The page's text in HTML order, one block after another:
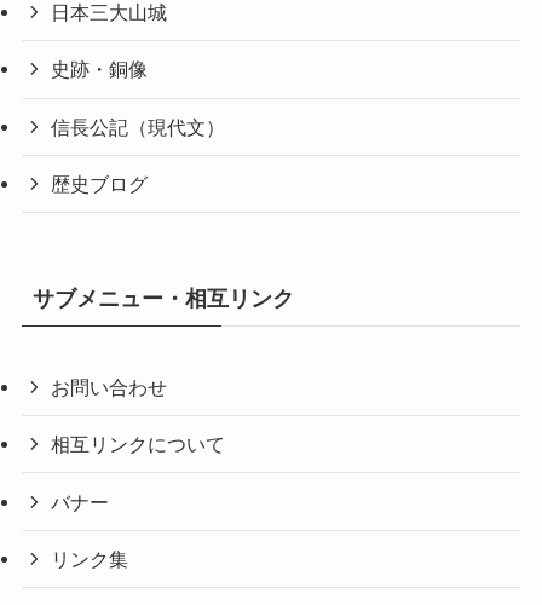
日本三大山城
史跡・銅像
信長公記（現代文）
歴史ブログ
サブメニュー・相互リンク
お問い合わせ
相互リンクについて
バナー
リンク集